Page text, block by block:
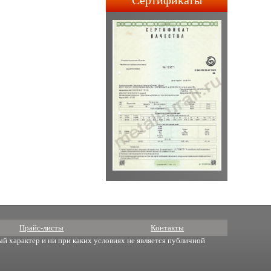
строительства АПЛ 4-го и
5-го поколений.
Прайс-листы Контакты
характер и ни при каких условиях не является публичной